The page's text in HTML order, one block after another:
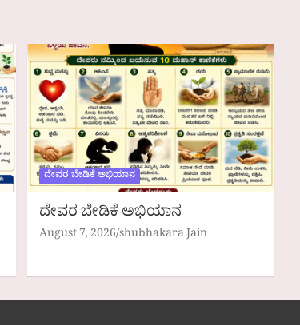
ದೇವರ ಬೇಡಿಕೆ ಅಭಿಯಾನ
ದೇವರ ಬೇಡಿಕೆ ಅಭಿಯಾನ
August 7, 2026shubhakara Jain